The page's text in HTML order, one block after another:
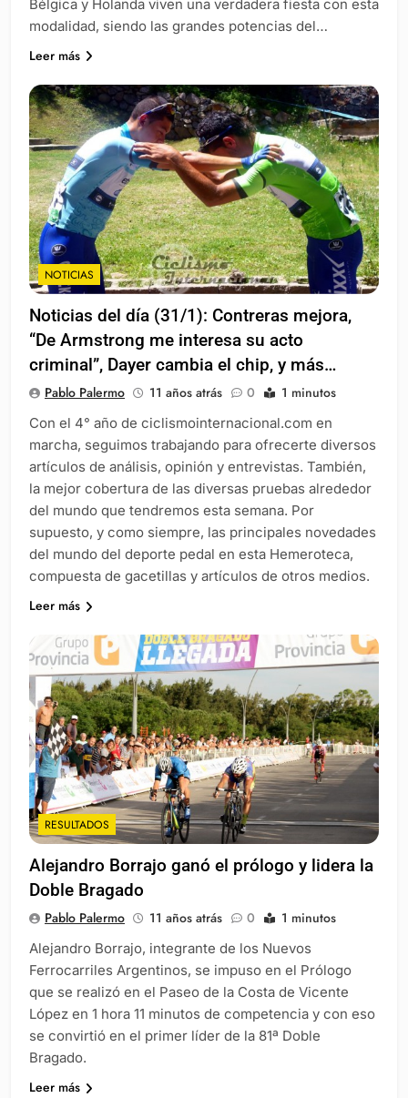
Bélgica y Holanda viven una verdadera fiesta con esta
modalidad, siendo las grandes potencias del…
Leer más
NOTICIAS
Noticias del día (31/1): Contreras mejora,
“De Armstrong me interesa su acto
criminal”, Dayer cambia el chip, y más…
Pablo Palermo 11 años atrás 0 1 minutos
Con el 4° año de ciclismointernacional.com en
marcha, seguimos trabajando para ofrecerte diversos
artículos de análisis, opinión y entrevistas. También,
la mejor cobertura de las diversas pruebas alrededor
del mundo que tendremos esta semana. Por
supuesto, y como siempre, las principales novedades
del mundo del deporte pedal en esta Hemeroteca,
compuesta de gacetillas y artículos de otros medios.
Leer más
RESULTADOS
Alejandro Borrajo ganó el prólogo y lidera la
Doble Bragado
Pablo Palermo 11 años atrás 0 1 minutos
Alejandro Borrajo, integrante de los Nuevos
Ferrocarriles Argentinos, se impuso en el Prólogo
que se realizó en el Paseo de la Costa de Vicente
López en 1 hora 11 minutos de competencia y con eso
se convirtió en el primer líder de la 81ª Doble
Bragado.
Leer más